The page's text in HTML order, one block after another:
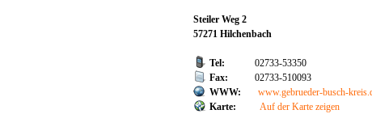
Steiler Weg 2
57271 Hilchenbach
Tel:
02733-53350
Fax:
02733-510093
WWW:
www.gebrueder-busch-
Karte:
Auf der Karte zeigen